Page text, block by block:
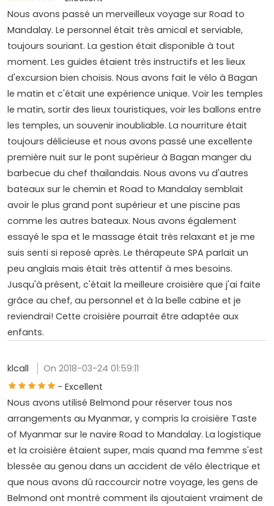
Nous avons passé un merveilleux voyage sur Road to
Mandalay. Le personnel était très amical et serviable,
toujours souriant. La gestion était disponible à tout
moment. Les guides étaient très instructifs et les lieux
d'excursion bien choisis. Nous avons fait le vélo à Bagan
le matin et c'était une expérience unique. Voir les temples
le matin, sortir des lieux touristiques, voir les ballons entre
les temples, un souvenir inoubliable. La nourriture était
toujours délicieuse et nous avons passé une excellente
première nuit sur le pont supérieur à Bagan manger du
barbecue du chef thaïlandais. Nous avons vu d'autres
bateaux sur le chemin et Road to Mandalay semblait
avoir le plus grand pont supérieur et une piscine pas
comme les autres bateaux. Nous avons également
essayé le spa et le massage était très relaxant et je me
suis senti si reposé après. Le thérapeute SPA parlait un
peu anglais mais était très attentif à mes besoins.
Jusqu'à présent, c'était la meilleure croisière que j'ai faite
grâce au chef, au personnel et à la belle cabine et je
reviendrai! Cette croisière pourrait être adaptée aux
enfants.
klcall
On 2018-03-24 01:59:11
- Excellent
Nous avons utilisé Belmond pour réserver tous nos
arrangements au Myanmar, y compris la croisière Taste
of Myanmar sur le navire Road to Mandalay. La logistique
et la croisière étaient super, mais quand ma femme s'est
blessée au genou dans un accident de vélo électrique et
que nous avons dû raccourcir notre voyage, les gens de
Belmond ont montré comment ils ajoutaient vraiment de